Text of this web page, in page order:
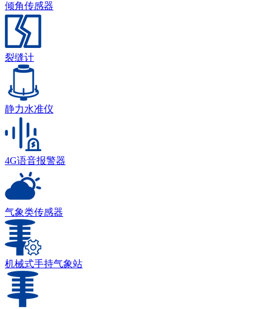
倾角传感器
裂缝计
静力水准仪
4G语音报警器
气象类传感器
机械式手持气象站